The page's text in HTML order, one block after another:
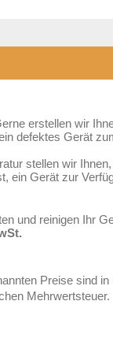
erstellen wir
defektes Gerät
stellen wir
ein Gerät zur
und reinigen Ihr
Preise sind
Mehrwertsteuer.